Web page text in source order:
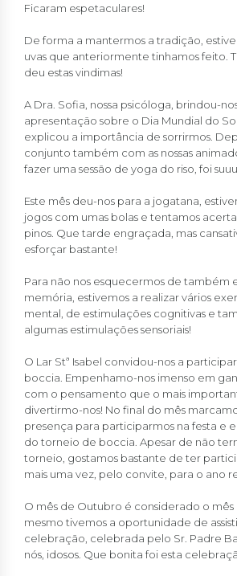
Ficaram espetaculares!
De forma a mantermos a tradição,
uvas que anteriormente tinhamos feito.
deu estas vindimas!
A Dra. Sofia, nossa psicóloga, brindou-
apresentação sobre o Dia Mundial do
explicou a importância de sorrirmos.
conjunto também com as nossas
fazer uma sessão de yoga do riso, foi
Este mês deu-nos para a jogatana,
jogos com umas bolas e tentamos
pinos. Que tarde engraçada, mas
esforçar bastante!
Para não nos esquecermos de também
memória, estivemos a realizar vários
mental, de estimulações cognitivas e
algumas estimulações sensoriais!
O Lar Stª Isabel convidou-nos a
boccia. Empenhamo-nos imenso em
com o pensamento que o mais
divertirmo-nos! No final do mês
presença para participarmos na festa e
do torneio de boccia. Apesar de não
torneio, gostamos bastante de ter
mais uma vez, pelo convite, para o ano
O mês de Outubro é considerado o mês
mesmo tivemos a oportunidade de
celebração, celebrada pelo Sr. Padre
nós, idosos. Que bonita foi esta